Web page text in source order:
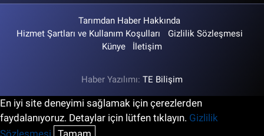
Tarımdan Haber Hakkında
Hizmet Şartları ve Kullanım Koşulları
Gizlilik Sözleşmesi
Künye
İletişim
Haber Yazılımı: TE Bilişim
En iyi site deneyimi sağlamak için çerezlerden
faydalanıyoruz. Detaylar için lütfen tıklayın. Gizlilik